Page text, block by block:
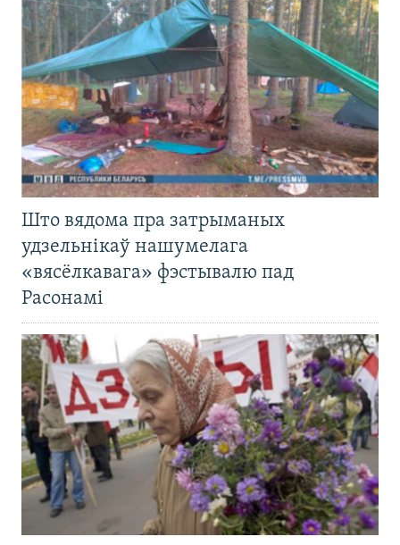
Што вядома пра затрыманых
удзельнікаў нашумелага
«вясёлкавага» фэстывалю пад
Расонамі